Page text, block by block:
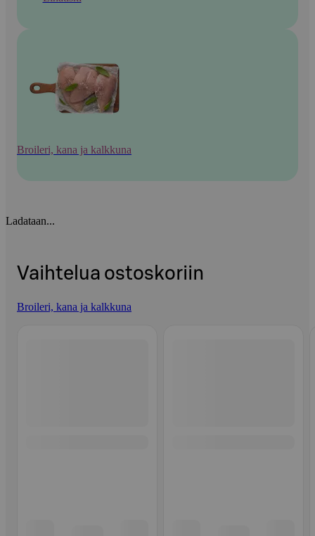
Broileri, kana ja kalkkuna
Ladataan...
Vaihtelua ostoskoriin
Broileri, kana ja kalkkuna